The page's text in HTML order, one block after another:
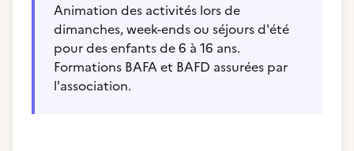
Animation des activités lors de
dimanches, week-ends ou séjours d'été
pour des enfants de 6 à 16 ans.
Formations BAFA et BAFD assurées par
l'association.